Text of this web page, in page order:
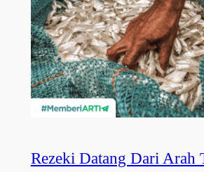
Rezeki Datang Dari Arah